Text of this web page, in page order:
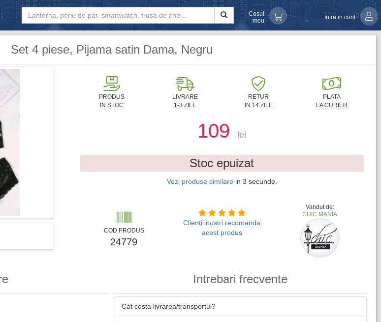
Cosul
meu
Intra in cont
Set 4 piese, Pijama satin Dama, Negru
PRODUS
IN STOC
LIVRARE
1-3 ZILE
RETUR
IN 14 ZILE
PLATA
LA CURIER
109 lei
Stoc epuizat
Vezi produse similare in 1 secunde.
COD PRODUS
24779
Clientii nostri recomanda
acest produs
Vandut de:
CHIC MANIA
Intrebari frecvente
Cat costa livrarea/transportul?